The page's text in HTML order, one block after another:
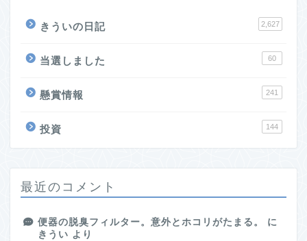
きういの日記 2,627
当選しました 60
懸賞情報 241
投資 144
最近のコメント
便器の脱臭フィルター。意外とホコリがたまる。
に
きうい より